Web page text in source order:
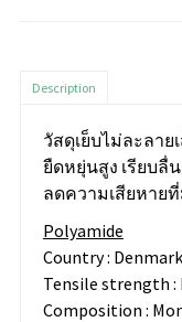
Description
วัสดุเย็บไม่ละลา
ยืดหยุ่นสูง เรียบลื่
ลดความเสียหาย
Polyamide
Country : Denmark
Tensile strength
Composition :